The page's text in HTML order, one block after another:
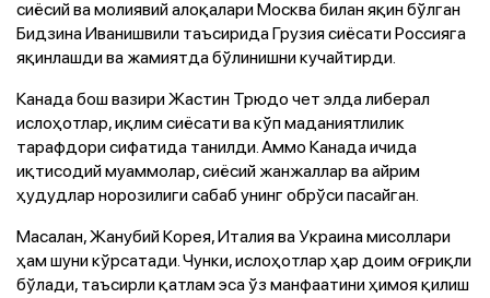
сиёсий ва молиявий алоқалари Москва билан яқин бўлган
Бидзина Иванишвили таъсирида Грузия сиёсати Россияга
яқинлашди ва жамиятда бўлинишни кучайтирди.
Канада бош вазири Жастин Трюдо чет элда либерал
ислоҳотлар, иқлим сиёсати ва кўп маданиятлилик
тарафдори сифатида танилди. Аммо Канада ичида
иқтисодий муаммолар, сиёсий жанжаллар ва айрим
ҳудудлар норозилиги сабаб унинг обрўси пасайган.
Масалан, Жанубий Корея, Италия ва Украина мисоллари
ҳам шуни кўрсатади. Чунки, ислоҳотлар ҳар доим оғриқли
бўлади, таъсирли қатлам эса ўз манфаатини ҳимоя қилиш